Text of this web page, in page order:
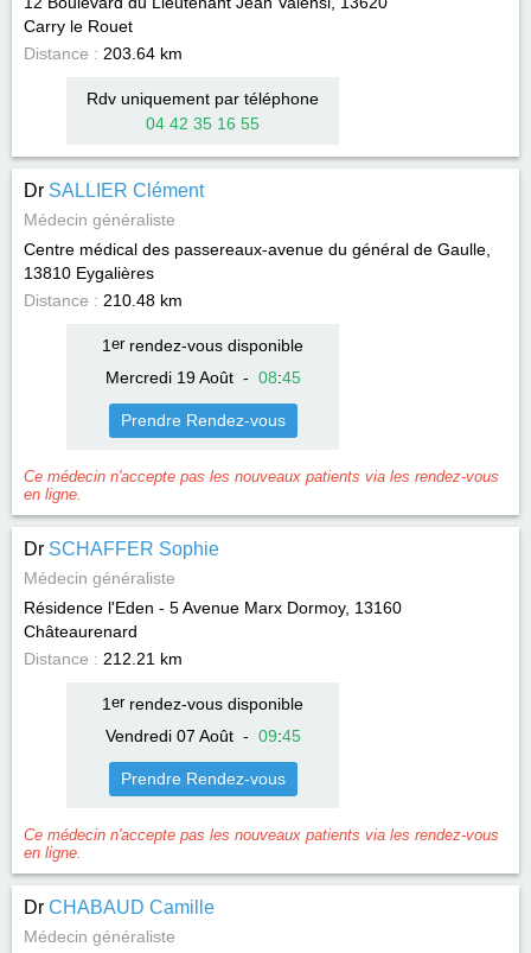
Carry le Rouet
Distance : 203.64 km
Rdv uniquement par téléphone
04 42 35 16 55
Dr SALLIER Clément
Médecin généraliste
Centre médical des passereaux-avenue du général de Gaulle,
13810 Eygalières
Distance : 210.48 km
1 errendez-vous disponible
Mercredi 19 Août- 08:45
Prendre Rendez-vous
Ce médecin n'accepte pas les nouveaux patients via les rendez-vous
en ligne.
Dr SCHAFFER Sophie
Médecin généraliste
Résidence l'Eden - 5 Avenue Marx Dormoy, 13160
Châteaurenard
Distance : 212.21 km
1 errendez-vous disponible
Vendredi 07 Août- 09:45
Prendre Rendez-vous
Ce médecin n'accepte pas les nouveaux patients via les rendez-vous
en ligne.
Dr CHABAUD Camille
Médecin généraliste